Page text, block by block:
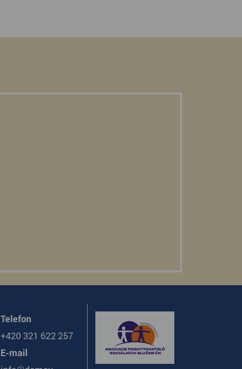
Telefon
+420 321 622 257
E-mail